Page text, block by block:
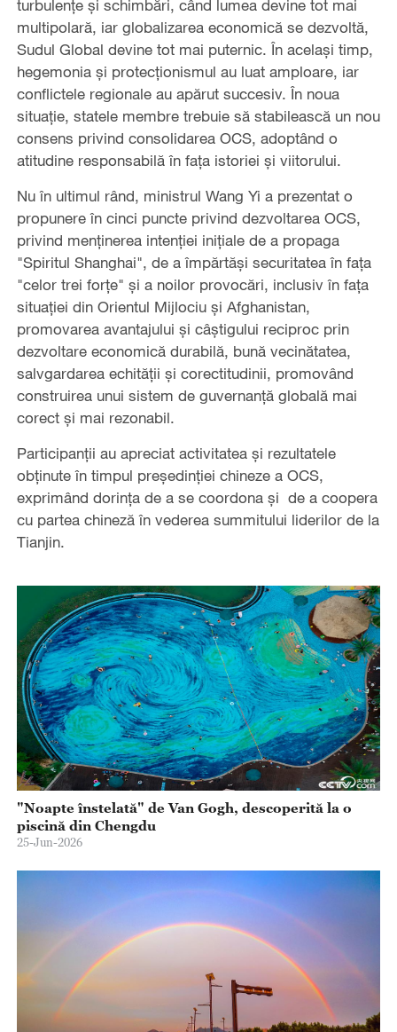
turbulențe și schimbări, când lumea devine tot mai
multipolară, iar globalizarea economică se dezvoltă,
Sudul Global devine tot mai puternic. În același timp,
hegemonia și protecționismul au luat amploare, iar
conflictele regionale au apărut succesiv. În noua
situație, statele membre trebuie să stabilească un nou
consens privind consolidarea OCS, adoptând o
atitudine responsabilă în fața istoriei și viitorului.
Nu în ultimul rând, ministrul Wang Yi a prezentat o
propunere în cinci puncte privind dezvoltarea OCS,
privind menținerea intenției inițiale de a propaga
"Spiritul Shanghai", de a împărtăși securitatea în fața
"celor trei forțe" și a noilor provocări, inclusiv în fața
situației din Orientul Mijlociu și Afghanistan,
promovarea avantajului și câștigului reciproc prin
dezvoltare economică durabilă, bună vecinătatea,
salvgardarea echității și corectitudinii, promovând
construirea unui sistem de guvernanță globală mai
corect și mai rezonabil.
Participanții au apreciat activitatea și rezultatele
obținute în timpul președinției chineze a OCS,
exprimând dorința de a se coordona și de a coopera
cu partea chineză în vederea summitului liderilor de la
Tianjin.
"Noapte înstelată" de Van Gogh, descoperită la o
piscină din Chengdu
25-Jun-2026